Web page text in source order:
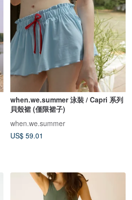
when.we.summer 泳裝 / Capri 系列
貝殼裙 (僅限裙子)
when.we.summer
US$ 59.01